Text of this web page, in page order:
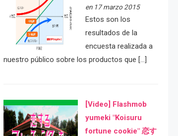
en 17 marzo 2015
Estos son los
resultados de la
encuesta realizada a
nuestro público sobre los productos que […]
[Video] Flashmob
yumeki "Koisuru
fortune cookie" 恋す